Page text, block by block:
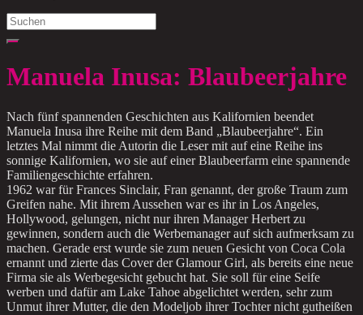
Search
for:
Manuela Inusa: Blaubeerjahre
Nach fünf spannenden Geschichten aus Kalifornien beendet
Manuela Inusa ihre Reihe mit dem Band „Blaubeerjahre“. Ein
letztes Mal nimmt die Autorin die Leser mit auf eine Reihe ins
sonnige Kalifornien, wo sie auf einer Blaubeerfarm eine spannende
Familiengeschichte erfahren.
1962 war für Frances Sinclair, Fran genannt, der große Traum zum
Greifen nahe. Mit ihrem Aussehen war es ihr in Los Angeles,
Hollywood, gelungen, nicht nur ihren Manager Herbert zu
gewinnen, sondern auch die Werbemanager auf sich aufmerksam zu
machen. Gerade erst wurde sie zum neuen Gesicht von Coca Cola
ernannt und zierte das Cover der Glamour Girl, als bereits eine neue
Firma sie als Werbegesicht gebucht hat. Sie soll für eine Seife
werben und dafür am Lake Tahoe abgelichtet werden, sehr zum
Unmut ihrer Mutter, die den Modeljob ihrer Tochter nicht gutheißen